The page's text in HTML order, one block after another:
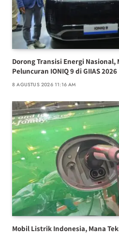
Dorong Transisi Energi
Peluncuran IONIQ 9 di GIIAS 2026
8 AGUSTUS 2026 11:16 AM
Mobil Listrik Indonesia, Mana